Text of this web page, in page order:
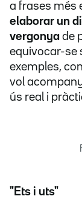
a frases més
elaborar un
vergonya de
equivocar-se
exemples,
vol
ús real i
"Ets i uts"